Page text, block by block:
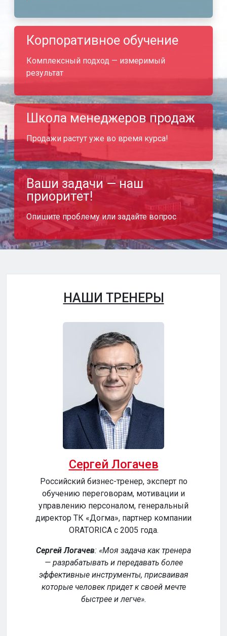
Корпоративное обучение
Комплексный подход — измеримый
результат
Школа менеджеров продаж
Продажи растут уже во время курса!
Ваши задачи — наш
приоритет!
Опишите проблему или задайте вопрос
НАШИ ТРЕНЕРЫ
Сергей Логачев
Российский бизнес-тренер, эксперт по
обучению переговорам, мотивации и
управлению персоналом, генеральный
директор ТК «Догма», партнер компании
ORATORICA c 2005 года.
Сергей Логачев: Моя задача как тренера
— разрабатывать и передавать более
эффективные инструменты, присваивая
которые человек придет к своей мечте
быстрее и легче .